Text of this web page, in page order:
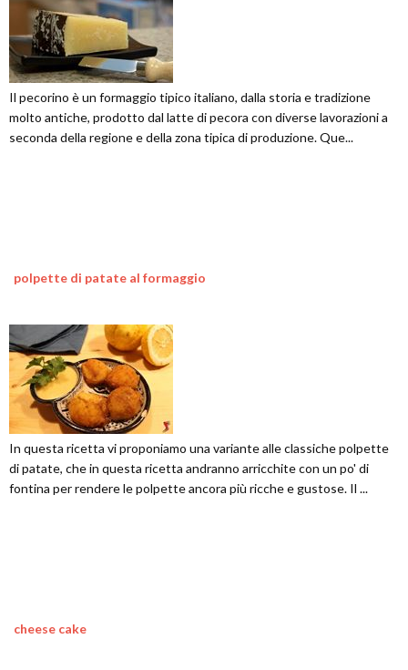
Il pecorino è un formaggio tipico italiano, dalla storia e tradizione
molto antiche, prodotto dal latte di pecora con diverse lavorazioni a
seconda della regione e della zona tipica di produzione. Que...
polpette di patate al formaggio
In questa ricetta vi proponiamo una variante alle classiche polpette
di patate, che in questa ricetta andranno arricchite con un po' di
fontina per rendere le polpette ancora più ricche e gustose. Il ...
cheese cake